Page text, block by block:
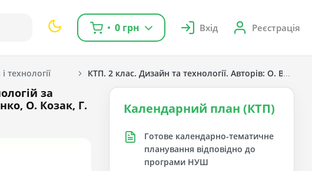
0 грн Вхід Реєстрація
технології КТП. 2 клас. Дизайн та технології. Авторів: О.
за
О. Козак, Г.
Календарний план (КТП)
Готове календарно-тематичне
планування відповідно до
програми НУШ